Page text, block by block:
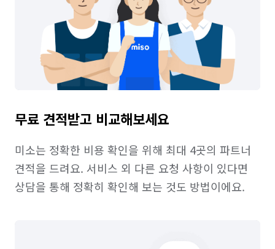
무료 견적받고 비교해보세요
미소는 정확한 비용 확인을 위해 최대 4곳의 파트너
견적을 드려요. 서비스 외 다른 요청 사항이 있다면
상담을 통해 정확히 확인해 보는 것도 방법이에요.